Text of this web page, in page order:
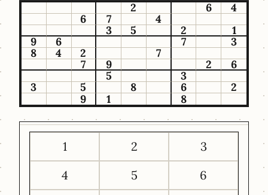
2 6
4
6
7
4
3
5 2
1
9
6 7
3
8
4 2
7
7
9 2
6
5
3
3
5 8 6
2
9
1 8
1 2
3
4
5
6